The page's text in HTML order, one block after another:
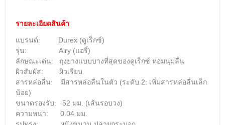
รายละเอียดสินค้า
แบรนด์: Durex (ดูเร็กซ์)
รุ่น: Airy (แอรี่)
ลักษณะเด่น:
ถุงยางแบบบางที่สุดของดูเร็กซ์ หอมนุ่มลื่น
ผิวสัมผัส: ผิวเรียบ
สารหล่อลื่น: มีสารหล่อลื่นในตัว (ระดับ 2: เพิ่มสารหล่อลื่นเล็ก
น้อย)
ขนาดรองรับ: 52 มม. (เส้นรอบวง)
ความหนา: 0.04 มม.